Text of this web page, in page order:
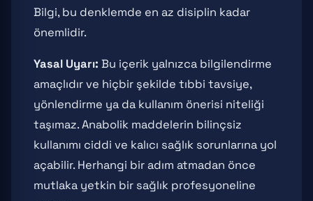
Bilgi, bu denklemde en az disiplin kadar
önemlidir.
Yasal Uyarı: Bu içerik yalnızca bilgilendirme
amaçlıdır ve hiçbir şekilde tıbbi tavsiye,
yönlendirme ya da kullanım önerisi niteliği
taşımaz. Anabolik maddelerin bilinçsiz
kullanımı ciddi ve kalıcı sağlık sorunlarına yol
açabilir. Herhangi bir adım atmadan önce
mutlaka yetkin bir sağlık profesyoneline